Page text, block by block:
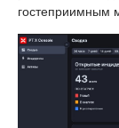
гостеприимным